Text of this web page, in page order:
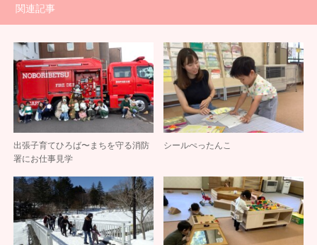
関連記事
出張子育てひろば〜まちを守る消防
署にお仕事見学
シールぺったんこ